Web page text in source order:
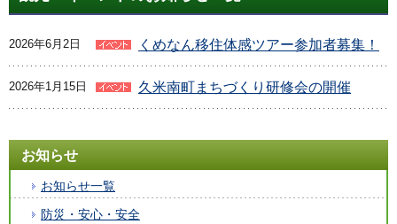
2026年6月2日 くめなん移住体感ツアー参加者募集！
2026年1月15日 久米南町まちづくり研修会の開催
お知らせ
お知らせ一覧
防災・安心・安全